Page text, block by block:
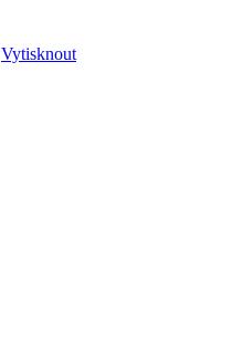
Vytisknout